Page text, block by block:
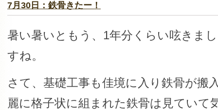
7月30日：鉄骨きたー！
暑い暑いともう、1年分くらい呟きま
すね。
さて、基礎工事も佳境に入り鉄骨が搬
麗に格子状に組まれた鉄骨は見ていて